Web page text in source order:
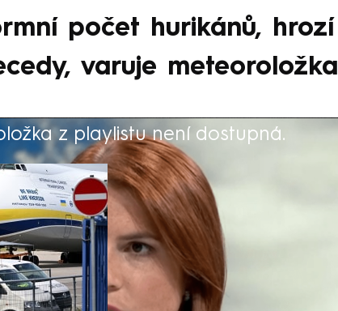
počet hurikánů, hrozí
varuje meteoroložka
z playlistu není dostupná.